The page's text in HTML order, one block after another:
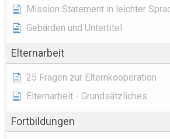
Mission Statement in leichter
Gebärden und Untertitel
Elternarbeit
25 Fragen zur Elternkooperation
Elternarbeit - Grundsätzliches
Fortbildungen